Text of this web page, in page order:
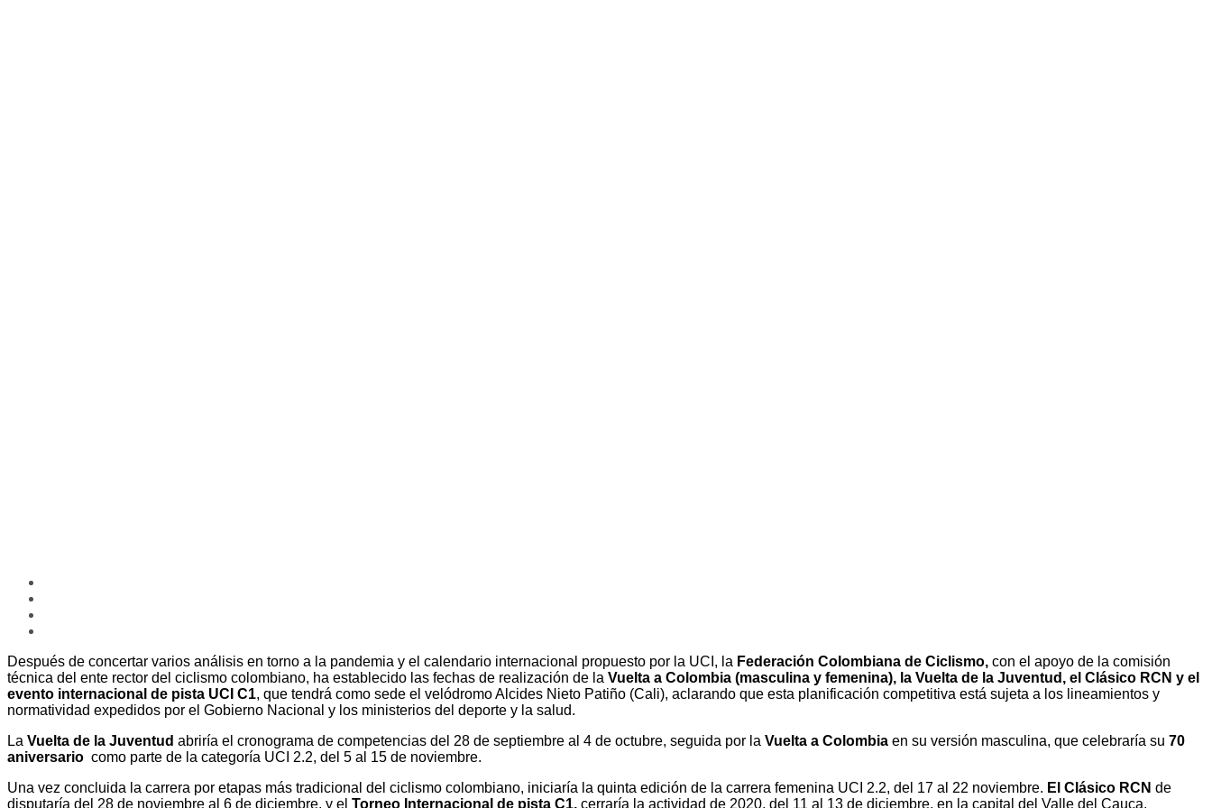
Después de concertar varios análisis en torno a la pandemia y el calendario internacional propuesto por la UCI, la Federación Colombiana de Ciclismo, con el apoyo de la comisión
técnica del ente rector del ciclismo colombiano, ha establecido las fechas de realización de la Vuelta a Colombia (masculina y femenina), la Vuelta de la Juventud, el Clásico RCN y el
evento internacional de pista UCI C1, que tendrá como sede el velódromo Alcides Nieto Patiño (Cali), aclarando que esta planificación competitiva está sujeta a los lineamientos y
normatividad expedidos por el Gobierno Nacional y los ministerios del deporte y la salud.
La Vuelta de la Juventud abriría el cronograma de competencias del 28 de septiembre al 4 de octubre, seguida por la Vuelta a Colombia en su versión masculina, que celebraría su 70
aniversario como parte de la categoría UCI 2.2, del 5 al 15 de noviembre.
Una vez concluida la carrera por etapas más tradicional del ciclismo colombiano, iniciaría la quinta edición de la carrera femenina UCI 2.2, del 17 al 22 noviembre. El Clásico RCN de
disputaría del 28 de noviembre al 6 de diciembre, y el Torneo Internacional de pista C1, cerraría la actividad de 2020, del 11 al 13 de diciembre, en la capital del Valle del Cauca.